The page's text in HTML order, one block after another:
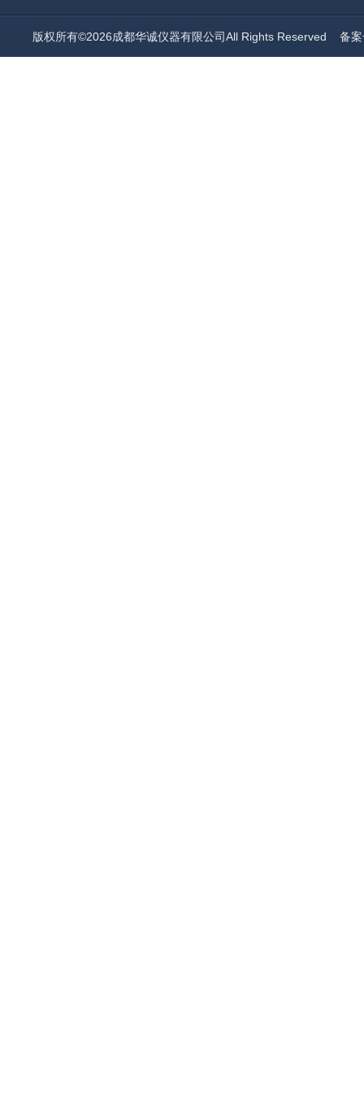
版权所有©2026成都华诚仪器有限公司All Rights Reserved 备